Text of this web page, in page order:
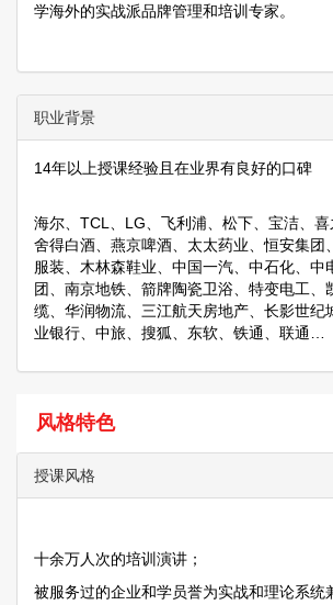
学海外的实战派品牌管理和培训专家。
职业背景
14年以上授课经验且在业界有良好的口碑
海尔、TCL、LG、飞利浦、松下、宝洁、
舍得白酒、燕京啤酒、太太药业、恒安集团
服装、木林森鞋业、中国一汽、中石化、中
团、南京地铁、箭牌陶瓷卫浴、特变电工、
缆、华润物流、三江航天房地产、长影世纪
业银行、中旅、搜狐、东软、铁通、联通…
风格特色
授课风格
十余万人次的培训演讲；
被服务过的企业和学员誉为实战和理论系统